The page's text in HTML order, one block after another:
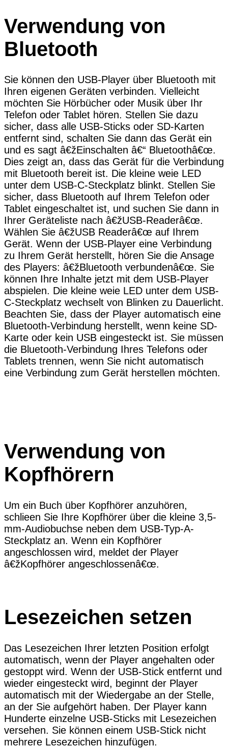
Verwendung von
Bluetooth
Sie können den USB-Player über Bluetooth mit
Ihren eigenen Geräten verbinden. Vielleicht
möchten Sie Hörbücher oder Musik über Ihr
Telefon oder Tablet hören. Stellen Sie dazu
sicher, dass alle USB-Sticks oder SD-Karten
entfernt sind, schalten Sie dann das Gerät ein
und es sagt â€žEinschalten â€“ Bluetoothâ€œ.
Dies zeigt an, dass das Gerät für die Verbindung
mit Bluetooth bereit ist. Die kleine weie LED
unter dem USB-C-Steckplatz blinkt. Stellen Sie
sicher, dass Bluetooth auf Ihrem Telefon oder
Tablet eingeschaltet ist, und suchen Sie dann in
Ihrer Geräteliste nach â€žUSB-Readerâ€œ.
Wählen Sie â€žUSB Readerâ€œ auf Ihrem
Gerät. Wenn der USB-Player eine Verbindung
zu Ihrem Gerät herstellt, hören Sie die Ansage
des Players: â€žBluetooth verbundenâ€œ. Sie
können Ihre Inhalte jetzt mit dem USB-Player
abspielen. Die kleine weie LED unter dem USB-
C-Steckplatz wechselt von Blinken zu Dauerlicht.
Beachten Sie, dass der Player automatisch eine
Bluetooth-Verbindung herstellt, wenn keine SD-
Karte oder kein USB eingesteckt ist. Sie müssen
die Bluetooth-Verbindung Ihres Telefons oder
Tablets trennen, wenn Sie nicht automatisch
eine Verbindung zum Gerät herstellen möchten.
Verwendung von
Kopfhörern
Um ein Buch über Kopfhörer anzuhören,
schlieen Sie Ihre Kopfhörer über die kleine 3,5-
mm-Audiobuchse neben dem USB-Typ-A-
Steckplatz an. Wenn ein Kopfhörer
angeschlossen wird, meldet der Player
â€žKopfhörer angeschlossenâ€œ.
Lesezeichen setzen
Das Lesezeichen Ihrer letzten Position erfolgt
automatisch, wenn der Player angehalten oder
gestoppt wird. Wenn der USB-Stick entfernt und
wieder eingesteckt wird, beginnt der Player
automatisch mit der Wiedergabe an der Stelle,
an der Sie aufgehört haben. Der Player kann
Hunderte einzelne USB-Sticks mit Lesezeichen
versehen. Sie können einem USB-Stick nicht
mehrere Lesezeichen hinzufügen.